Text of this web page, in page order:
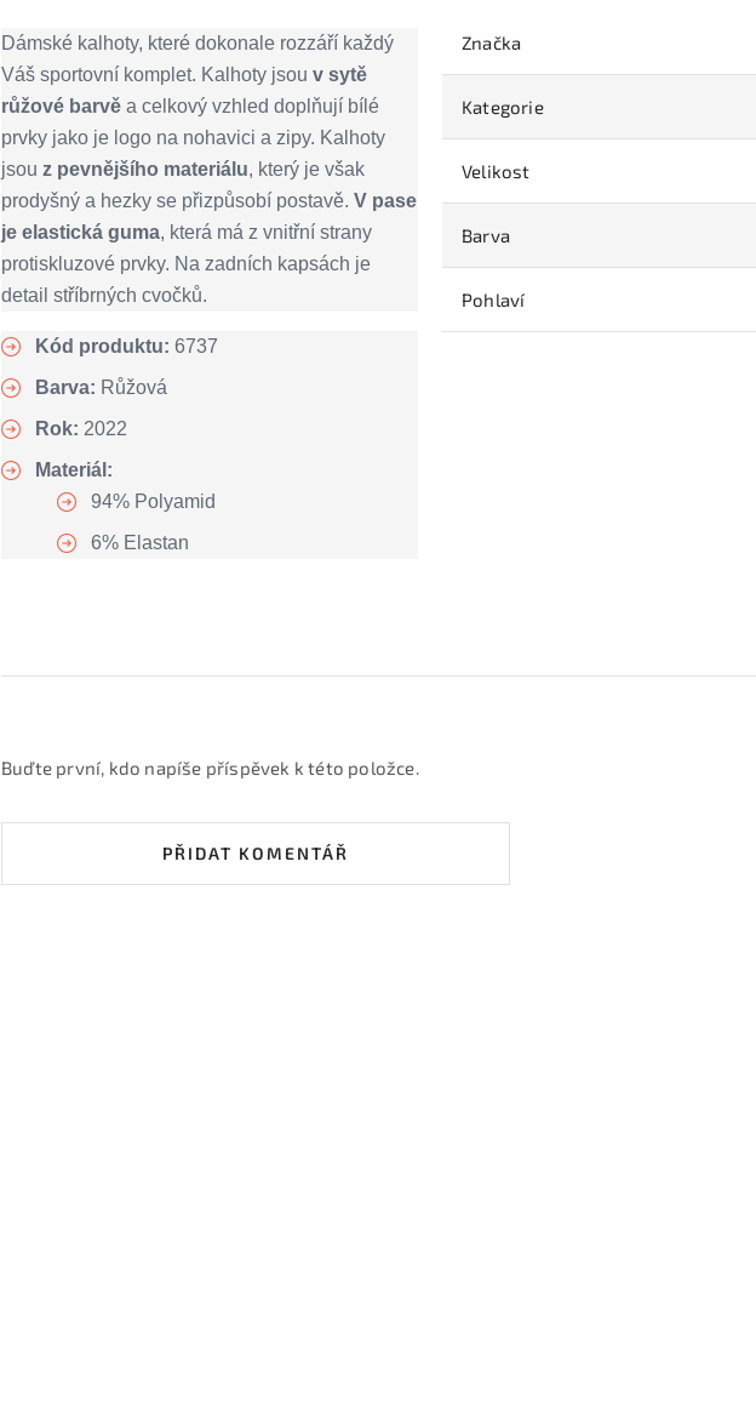
Dámské kalhoty, které dokonale rozzáří každý
Váš sportovní komplet. Kalhoty jsou v sytě
růžové barvě a celkový vzhled doplňují bílé
prvky jako je logo na nohavici a zipy. Kalhoty
jsou z pevnějšího materiálu, který je však
prodyšný a hezky se přizpůsobí postavě. V pase
je elastická guma, která má z vnitřní strany
protiskluzové prvky. Na zadních kapsách je
detail stříbrných cvočků.
Kód produktu: 6737
Barva: Růžová
Rok: 2022
Materiál:
94% Polyamid
6% Elastan
Značka
Kategorie
Velikost
Barva
Pohlaví
Buďte první, kdo napíše příspěvek k této položce.
PŘIDAT KOMENTÁŘ